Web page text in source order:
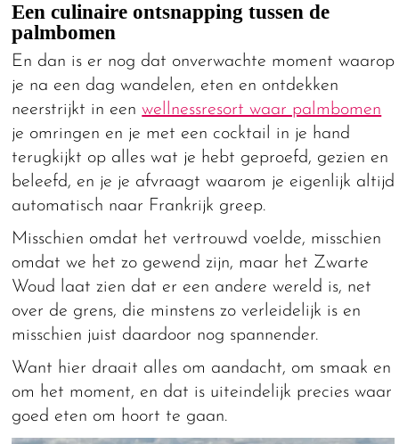
Een culinaire ontsnapping tussen de
palmbomen
En dan is er nog dat onverwachte moment waarop
je na een dag wandelen, eten en ontdekken
neerstrijkt in eenwellnessresort waar palmbomen
je omringen en je met een cocktail in je hand
terugkijkt op alles wat je hebt geproefd, gezien en
beleefd, en je je afvraagt waarom je eigenlijk altijd
automatisch naar Frankrijk greep.
Misschien omdat het vertrouwd voelde, misschien
omdat we het zo gewend zijn, maar het Zwarte
Woud laat zien dat er een andere wereld is, net
over de grens, die minstens zo verleidelijk is en
misschien juist daardoor nog spannender.
Want hier draait alles om aandacht, om smaak en
om het moment, en dat is uiteindelijk precies waar
goed eten om hoort te gaan.